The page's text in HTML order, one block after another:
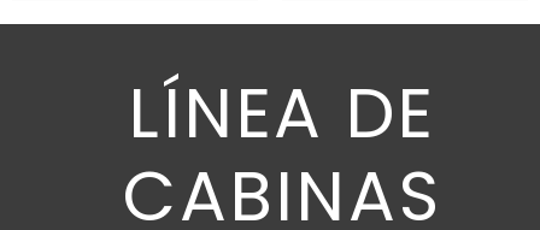
LÍNEA DE
CABINAS